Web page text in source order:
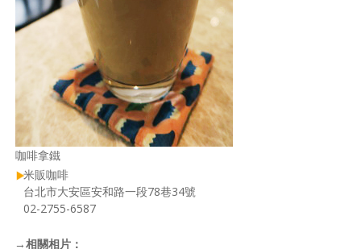
咖啡拿鐵
米販咖啡
台北市大安區安和路一段78巷34號
02-2755-6587
→相關相片：